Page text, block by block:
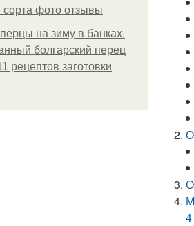
сорта фото отзывы
на зиму в банках.
болгарский перец
рецептов заготовки